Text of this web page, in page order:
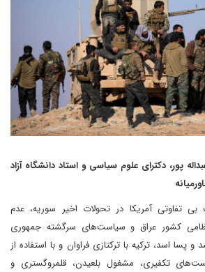
پور، دکترای علوم سیاسی و استاد دانشگاه آزاد
بی تفاوتی آمریکا در تحولات اخیر سوریه، عدم
کشور عراق و سیاست‌های سرگشته جمهوری
پسا اسد، ترکیه با ترکتازی فراوان و با استفاده از
تکفیری، مشغول بلعیدن، قلمروگستری و